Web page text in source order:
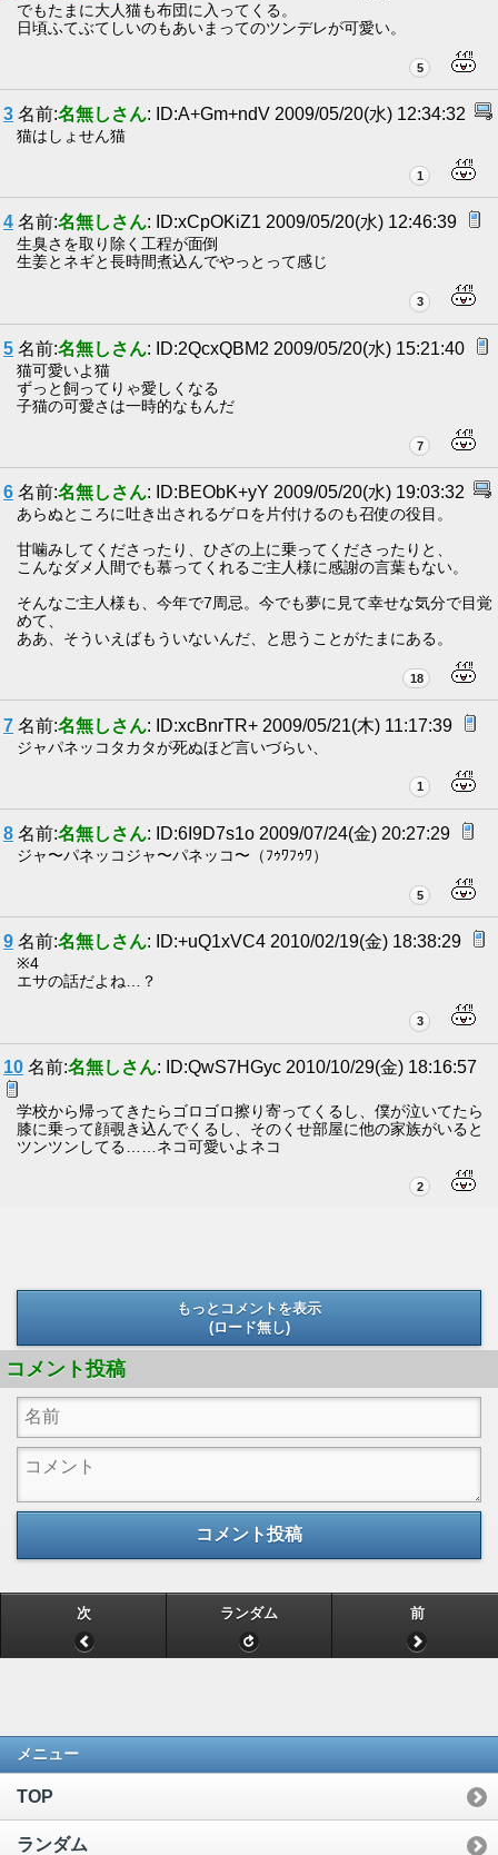
でもたまに大人猫も布団に入ってくる。
日頃ふてぶてしいのもあいまってのツンデレが可愛い。
5
3 名前:名無しさん: ID:A+Gm+ndV 2009/05/20(水) 12:34:32
猫はしょせん猫
1
4 名前:名無しさん: ID:xCpOKiZ1 2009/05/20(水) 12:46:39
生臭さを取り除く工程が面倒
生姜とネギと長時間煮込んでやっとって感じ
3
5 名前:名無しさん: ID:2QcxQBM2 2009/05/20(水) 15:21:40
猫可愛いよ猫
ずっと飼ってりゃ愛しくなる
子猫の可愛さは一時的なもんだ
7
6 名前:名無しさん: ID:BEObK+yY 2009/05/20(水) 19:03:32
あらぬところに吐き出されるゲロを片付けるのも召使の役目。
甘噛みしてくださったり、ひざの上に乗ってくださったりと、
こんなダメ人間でも慕ってくれるご主人様に感謝の言葉もない。
そんなご主人様も、今年で7周忌。今でも夢に見て幸せな気分で目覚
めて、
ああ、そういえばもういないんだ、と思うことがたまにある。
18
7 名前:名無しさん: ID:xcBnrTR+ 2009/05/21(木) 11:17:39
ジャパネッコタカタが死ぬほど言いづらい、
1
8 名前:名無しさん: ID:6I9D7s1o 2009/07/24(金) 20:27:29
ジャ〜パネッコジャ〜パネッコ〜（ﾌｩﾜﾌｩﾜ）
5
9 名前:名無しさん: ID:+uQ1xVC4 2010/02/19(金) 18:38:29
※4
エサの話だよね…？
3
10 名前:名無しさん: ID:QwS7HGyc 2010/10/29(金) 18:16:57
学校から帰ってきたらゴロゴロ擦り寄ってくるし、僕が泣いてたら
膝に乗って顔覗き込んでくるし、そのくせ部屋に他の家族がいると
ツンツンしてる……ネコ可愛いよネコ
2
もっとコメントを表示
(ロード無し)
コメント投稿
コメント投稿
次 ランダム 前
メニュー
TOP
ランダム